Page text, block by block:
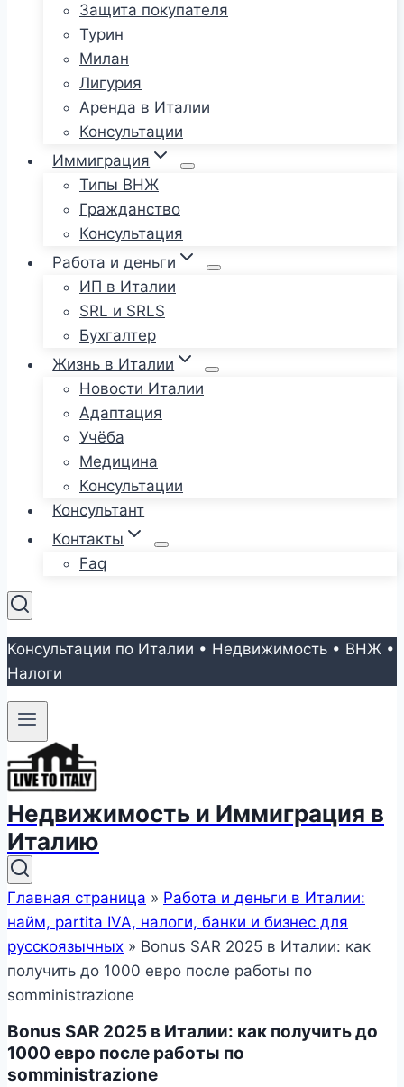
Защита покупателя
Турин
Милан
Лигурия
Аренда в Италии
Консультации
Иммиграция
Типы ВНЖ
Гражданство
Консультация
Работа и деньги
ИП в Италии
SRL и SRLS
Бухгалтер
Жизнь в Италии
Новости Италии
Адаптация
Учёба
Медицина
Консультации
Консультант
Контакты
Faq
Консультации по Италии • Недвижимость • ВНЖ •
Налоги
Недвижимость и Иммиграция в
Италию
Главная страница » Работа и деньги в Италии:
найм, partita IVA, налоги, банки и бизнес для
русскоязычных » Bonus SAR 2025 в Италии: как
получить до 1000 евро после работы по
somministrazione
Bonus SAR 2025 в Италии: как получить до
1000 евро после работы по
somministrazione